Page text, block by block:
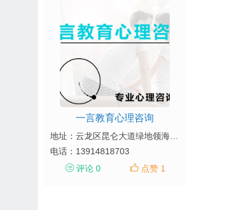
一言教育心理咨询
电话： 13914818703
评论 0
点赞 1